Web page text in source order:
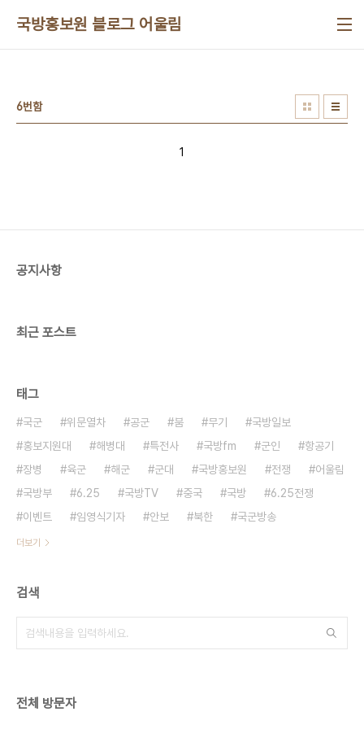
국방홍보원 블로그 어울림
6번함
1
공지사항
최근 포스트
태그
국군 위문열차 공군 붐 무기
국방일보
홍보지원대
해병대 특전사 국방fm 군인
항공기
장병
육군 해군 군대 국방홍보원 전쟁
어울림
국방부
6.25 국방TV 중국 국방
6.25전쟁
이벤트
임영식기자 안보 북한 국군방송
더보기
검색
전체 방문자